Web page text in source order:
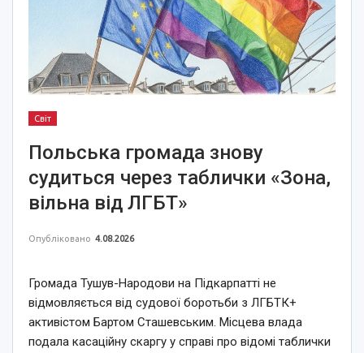
Світ
Польська громада знову
судиться через таблички «Зона,
вільна від ЛГБТ»
Опубліковано 4.08.2026
Громада Тушув-Народови на Підкарпатті не
відмовляється від судової боротьби з ЛГБТК+
активістом Бартом Сташевським. Місцева влада
подала касаційну скаргу у справі про відомі таблички